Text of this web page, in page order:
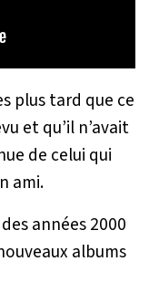
plus tard que ce
et qu’il n’avait
de celui qui
ami.
années 2000
albums